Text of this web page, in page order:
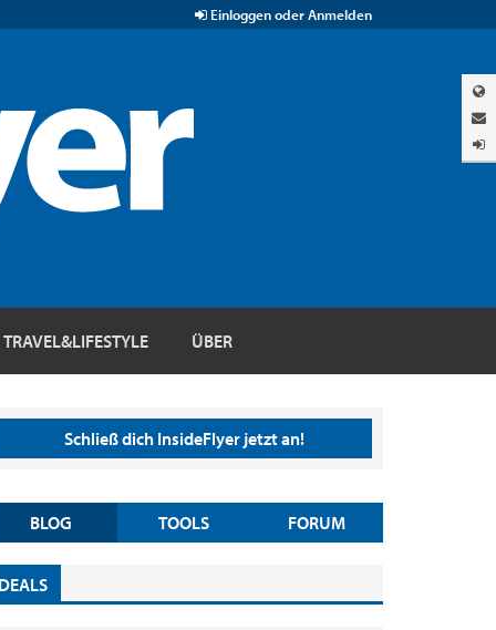
Einloggen oder Anmelden
TRAVEL&LIFESTYLE ÜBER
Schließ dich InsideFlyer jetzt an!
BLOG TOOLS FORUM
DEALS